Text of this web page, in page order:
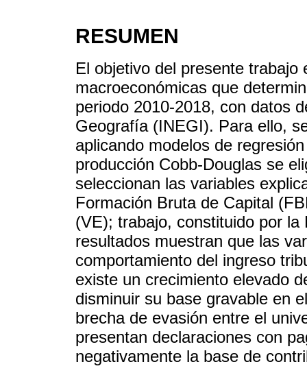
RESUMEN
El objetivo del presente trabajo
macroeconómicas que
periodo 2010-2018, con datos
Geografía (INEGI). Para ello,
aplicando modelos de
producción Cobb-Douglas se
seleccionan las variables
Formación Bruta de Capital
(VE); trabajo, constituido por
resultados muestran que las
comportamiento del ingreso
existe un crecimiento elevado
disminuir su base gravable en
brecha de evasión entre el
presentan declaraciones con
negativamente la base de